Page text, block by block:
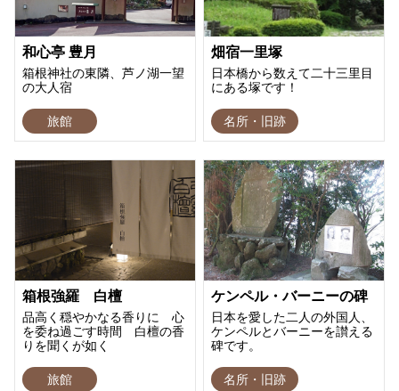
和心亭 豊月
箱根神社の東隣、芦ノ湖一望
の大人宿
旅館
畑宿一里塚
日本橋から数えて二十三里目
にある塚です！
名所・旧跡
箱根強羅 白檀
品高く穏やかなる香りに 心
を委ね過ごす時間 白檀の香
りを聞くが如く
旅館
ケンペル・バーニーの碑
日本を愛した二人の外国人、
ケンペルとバーニーを讃える
碑です。
名所・旧跡